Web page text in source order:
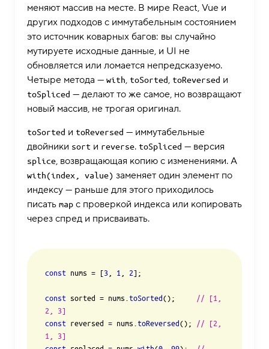
меняют массив на месте. В мире React, Vue и
других подходов с иммутабельным состоянием
это источник коварных багов: вы случайно
мутируете исходные данные, и UI не
обновляется или ломается непредсказуемо.
Четыре метода — with, toSorted, toReversed и
toSpliced — делают то же самое, но возвращают
новый массив, не трогая оригинал.
toSorted и toReversed — иммутабельные
двойники sort и reverse. toSpliced — версия
splice, возвращающая копию с изменениями. А
with(index, value) заменяет один элемент по
индексу — раньше для этого приходилось
писать map с проверкой индекса или копировать
через спред и присваивать.
const nums = [3 1 2];
const sorted = nums. toSorted ();
// [1,
2, 3]
const reversed = nums. toReversed ();
// [2,
1, 3]